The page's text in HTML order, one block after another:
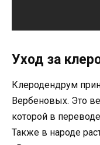
Уход за
Клеродендрум
Вербеновых. Это
которой в
Также в народе